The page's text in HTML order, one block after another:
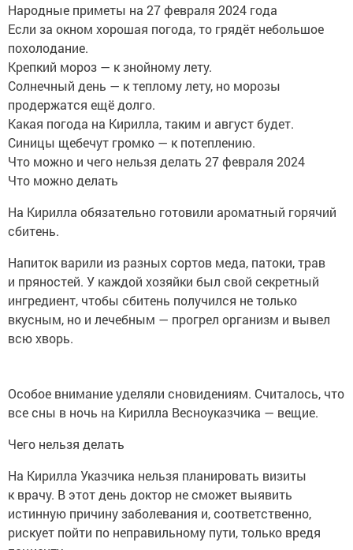
Народные приметы на 27 февраля 2024 года
Если за окном хорошая погода, то грядёт небольшое
похолодание.
Крепкий мороз — к знойному лету.
Солнечный день — к теплому лету, но морозы
продержатся ещё долго.
Какая погода на Кирилла, таким и август будет.
Синицы щебечут громко — к потеплению.
Что можно и чего нельзя делать 27 февраля 2024
Что можно делать
На Кирилла обязательно готовили ароматный горячий
сбитень.
Напиток варили из разных сортов меда, патоки, трав
и пряностей. У каждой хозяйки был свой секретный
ингредиент, чтобы сбитень получился не только
вкусным, но и лечебным — прогрел организм и вывел
всю хворь.
Особое внимание уделяли сновидениям. Считалось, что
все сны в ночь на Кирилла Весноуказчика — вещие.
Чего нельзя делать
На Кирилла Указчика нельзя планировать визиты
к врачу. В этот день доктор не сможет выявить
истинную причину заболевания и, соответственно,
рискует пойти по неправильному пути, только вредя